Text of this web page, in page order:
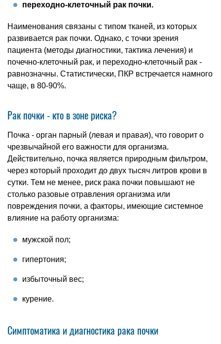
переходно-клеточный рак почки.
Наименования связаны с типом тканей, из которых
развивается рак почки. Однако, с точки зрения
пациента (методы диагностики, тактика лечения) и
почечно-клеточный рак, и переходно-клеточный рак -
равнозначны. Статистически, ПКР встречается намного
чаще, в 80-90%.
Рак почки - кто в зоне риска?
Почка - орган парный (левая и правая), что говорит о
чрезвычайной его важности для организма.
Действительно, почка является природным фильтром,
через который проходит до двух тысяч литров крови в
сутки. Тем не менее, риск рака почки повышают не
столько разовые отравления организма или
повреждения почки, а факторы, имеющие системное
влияние на работу организма:
мужской пол;
гипертония;
избыточный вес;
курение.
Симптоматика и диагностика рака почки